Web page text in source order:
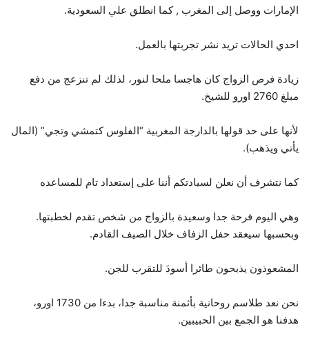
الإمارات ووصل إلى المغرب , كما انطلق علي السعودية.
احدي الحالات تريد نشر تجربتها بالعمل.
زيادة فرص الزواج كان هاجسا ملحا لنور، لذلك لم تنزعج من دفع
مبلغ 2760 اورو للشيخ.
لأنها على حد قولها بالدارجة المغربية “الفلوس كتمشي وتجي” (المال
يأتي ويذهب).
كما نتشرف أن نعلن لسيادتكم أننا على إستعداد تام للمساعده
وهي اليوم فرحة جدا وسعيدة بالزواج من شخص تقدم لخطبتها.
وبحسبها سيعقد حفل الزفاف خلال الصيف القادم.
المشعوذون يذبحون طائرا أسودَ للتقرب للجن.
نحن نعد طلاسم روحانية بأثمنة مناسبة جدا، بدءا من 1730 اورو،
هدفنا هو الجمع بين الحبيبين.